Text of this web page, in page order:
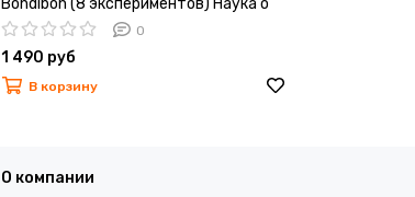
вулканах
0
1 490 руб
В корзину
О компании